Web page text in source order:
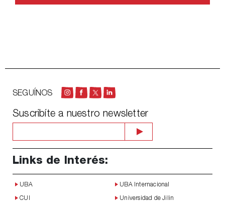
SEGUÍNOS
Suscribíte a nuestro newsletter
Links de Interés:
UBA UBA Internacional
CUI Universidad de Jilin